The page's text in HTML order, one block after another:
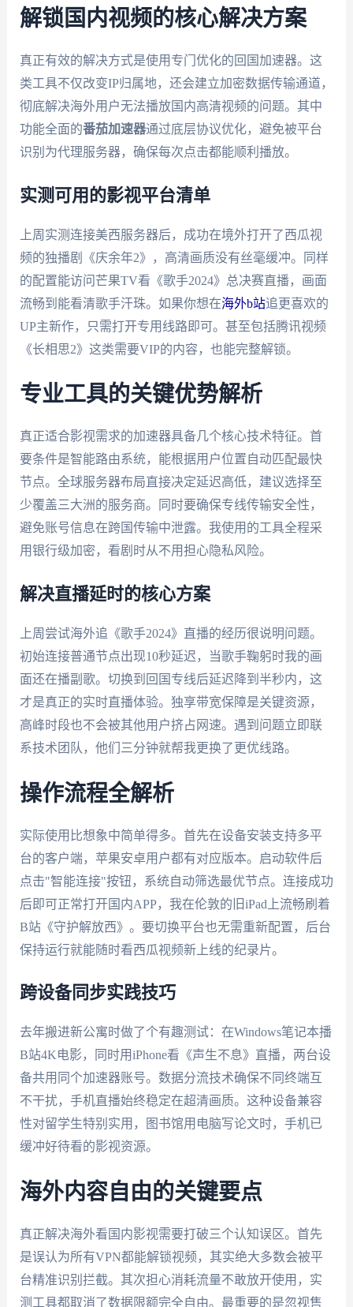
解锁国内视频的核心解决方案
真正有效的解决方式是使用专门优化的回国加速器。这
类工具不仅改变IP归属地，还会建立加密数据传输通道，
彻底解决海外用户无法播放国内高清视频的问题。其中
功能全面的番茄加速器通过底层协议优化，避免被平台
识别为代理服务器，确保每次点击都能顺利播放。
实测可用的影视平台清单
上周实测连接美西服务器后，成功在境外打开了西瓜视
频的独播剧《庆余年2》，高清画质没有丝毫缓冲。同样
的配置能访问芒果TV看《歌手2024》总决赛直播，画面
流畅到能看清歌手汗珠。如果你想在海外b站追更喜欢的
UP主新作，只需打开专用线路即可。甚至包括腾讯视频
《长相思2》这类需要VIP的内容，也能完整解锁。
专业工具的关键优势解析
真正适合影视需求的加速器具备几个核心技术特征。首
要条件是智能路由系统，能根据用户位置自动匹配最快
节点。全球服务器布局直接决定延迟高低，建议选择至
少覆盖三大洲的服务商。同时要确保专线传输安全性，
避免账号信息在跨国传输中泄露。我使用的工具全程采
用银行级加密，看剧时从不用担心隐私风险。
解决直播延时的核心方案
上周尝试海外追《歌手2024》直播的经历很说明问题。
初始连接普通节点出现10秒延迟，当歌手鞠躬时我的画
面还在播副歌。切换到回国专线后延迟降到半秒内，这
才是真正的实时直播体验。独享带宽保障是关键资源，
高峰时段也不会被其他用户挤占网速。遇到问题立即联
系技术团队，他们三分钟就帮我更换了更优线路。
操作流程全解析
实际使用比想象中简单得多。首先在设备安装支持多平
台的客户端，苹果安卓用户都有对应版本。启动软件后
点击"智能连接"按钮，系统自动筛选最优节点。连接成功
后即可正常打开国内APP，我在伦敦的旧iPad上流畅刷着
B站《守护解放西》。要切换平台也无需重新配置，后台
保持运行就能随时看西瓜视频新上线的纪录片。
跨设备同步实践技巧
去年搬进新公寓时做了个有趣测试：在Windows笔记本播
B站4K电影，同时用iPhone看《声生不息》直播，两台设
备共用同个加速器账号。数据分流技术确保不同终端互
不干扰，手机直播始终稳定在超清画质。这种设备兼容
性对留学生特别实用，图书馆用电脑写论文时，手机已
缓冲好待看的影视资源。
海外内容自由的关键要点
真正解决海外看国内影视需要打破三个认知误区。首先
是误认为所有VPN都能解锁视频，其实绝大多数会被平
台精准识别拦截。其次担心消耗流量不敢放开使用，实
测工具都取消了数据限额完全自由。最重要的是忽视售